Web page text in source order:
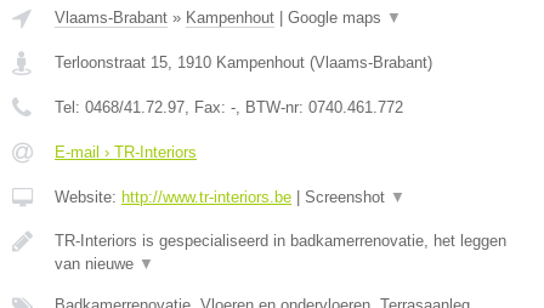
Vlaams-Brabant » Kampenhout Google maps ▼
Terloonstraat 15, 1910 Kampenhout (Vlaams-Brabant)
Tel: 0468/41.72.97, Fax: -, BTW-nr: 0740.461.772
E-mail › TR-Interiors
Website: http://www.tr-interiors.be Screenshot ▼
TR-Interiors is gespecialiseerd in badkamerrenovatie, het leggen
van nieuwe ▼